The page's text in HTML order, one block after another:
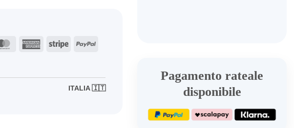
MasterCardAmericanStripe PayPal
ITALIA 🇮🇹
Pagamento rateale
disponibile